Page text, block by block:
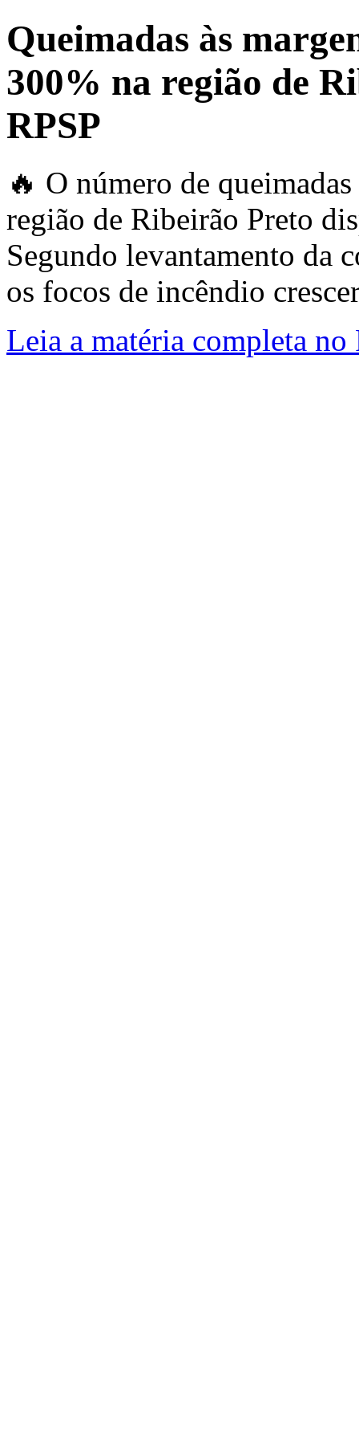
Queimadas às
300% na região de
RPSP
🔥 O número de
região de Ribeirão Preto
Segundo levantamento da
os focos de incêndio
Leia a matéria completa no